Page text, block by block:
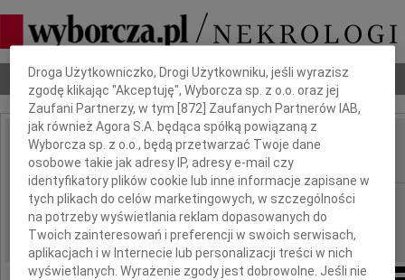
Nekrologi Odeszli Poradnik pogrzebowy
IMIĘ I NAZWISKO: Jacek Madler
REGION: Częstochowa
DATA EMISJI: 10.11.2010
Dbamy o Twoją prywatność
Droga Użytkowniczko, Drogi Użytkowniku, jeśli wyrazisz
zgodę klikając "Akceptuję", Wyborcza sp. z o.o. oraz jej
Zaufani Partnerzy, w tym [872 ] Zaufanych Partnerów IAB,
jak również Agora S.A. będąca spółką powiązaną z
Wyborcza sp. z o.o., będą przetwarzać Twoje dane
osobowe takie jak adresy IP, adresy e-mail czy
identyfikatory plików cookie lub inne informacje zapisane w
tych plikach do celów marketingowych, w szczególności
na potrzeby wyświetlania reklam dopasowanych do
Twoich zainteresowań i preferencji w swoich serwisach,
aplikacjach i w Internecie lub personalizacji treści w nich
wyświetlanych. Wyrażenie zgody jest dobrowolne. Jeśli nie